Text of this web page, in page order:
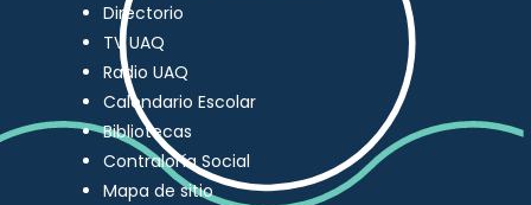
Directorio
TV UAQ
Radio UAQ
Calendario Escolar
Bibliotecas
Contraloría Social
Mapa de sitio